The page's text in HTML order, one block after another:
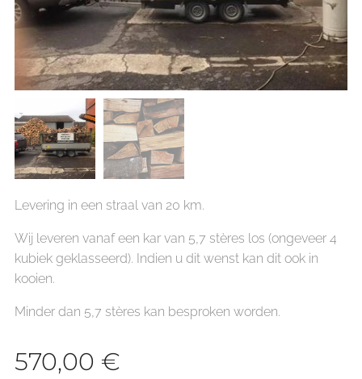
Levering in een straal van 20 km.
Wij leveren vanaf een kar van 5,7 stères los (ongeveer 4
kubiek geklasseerd). Indien u dit wenst kan dit ook in
kooien.
Minder dan 5,7 stères kan besproken worden.
570,00 €